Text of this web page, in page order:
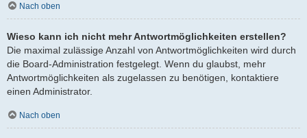
Nach oben
Wieso kann ich nicht mehr Antwortmöglichkeiten erstellen?
Die maximal zulässige Anzahl von Antwortmöglichkeiten wird durch
die Board-Administration festgelegt. Wenn du glaubst, mehr
Antwortmöglichkeiten als zugelassen zu benötigen, kontaktiere
einen Administrator.
Nach oben